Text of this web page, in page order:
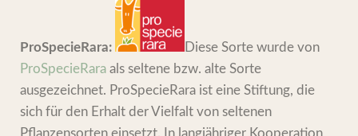
ProSpecieRara:
Diese Sorte wurde von
ProSpecieRara als seltene bzw. alte Sorte
ausgezeichnet. ProSpecieRara ist eine Stiftung, die
sich für den Erhalt der Vielfalt von seltenen